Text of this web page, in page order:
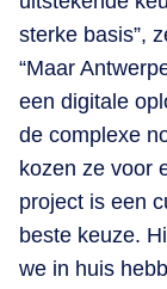
sterke basis”,
“Maar
een digitale
de complexe
kozen ze voor
project is een
beste keuze.
we in huis